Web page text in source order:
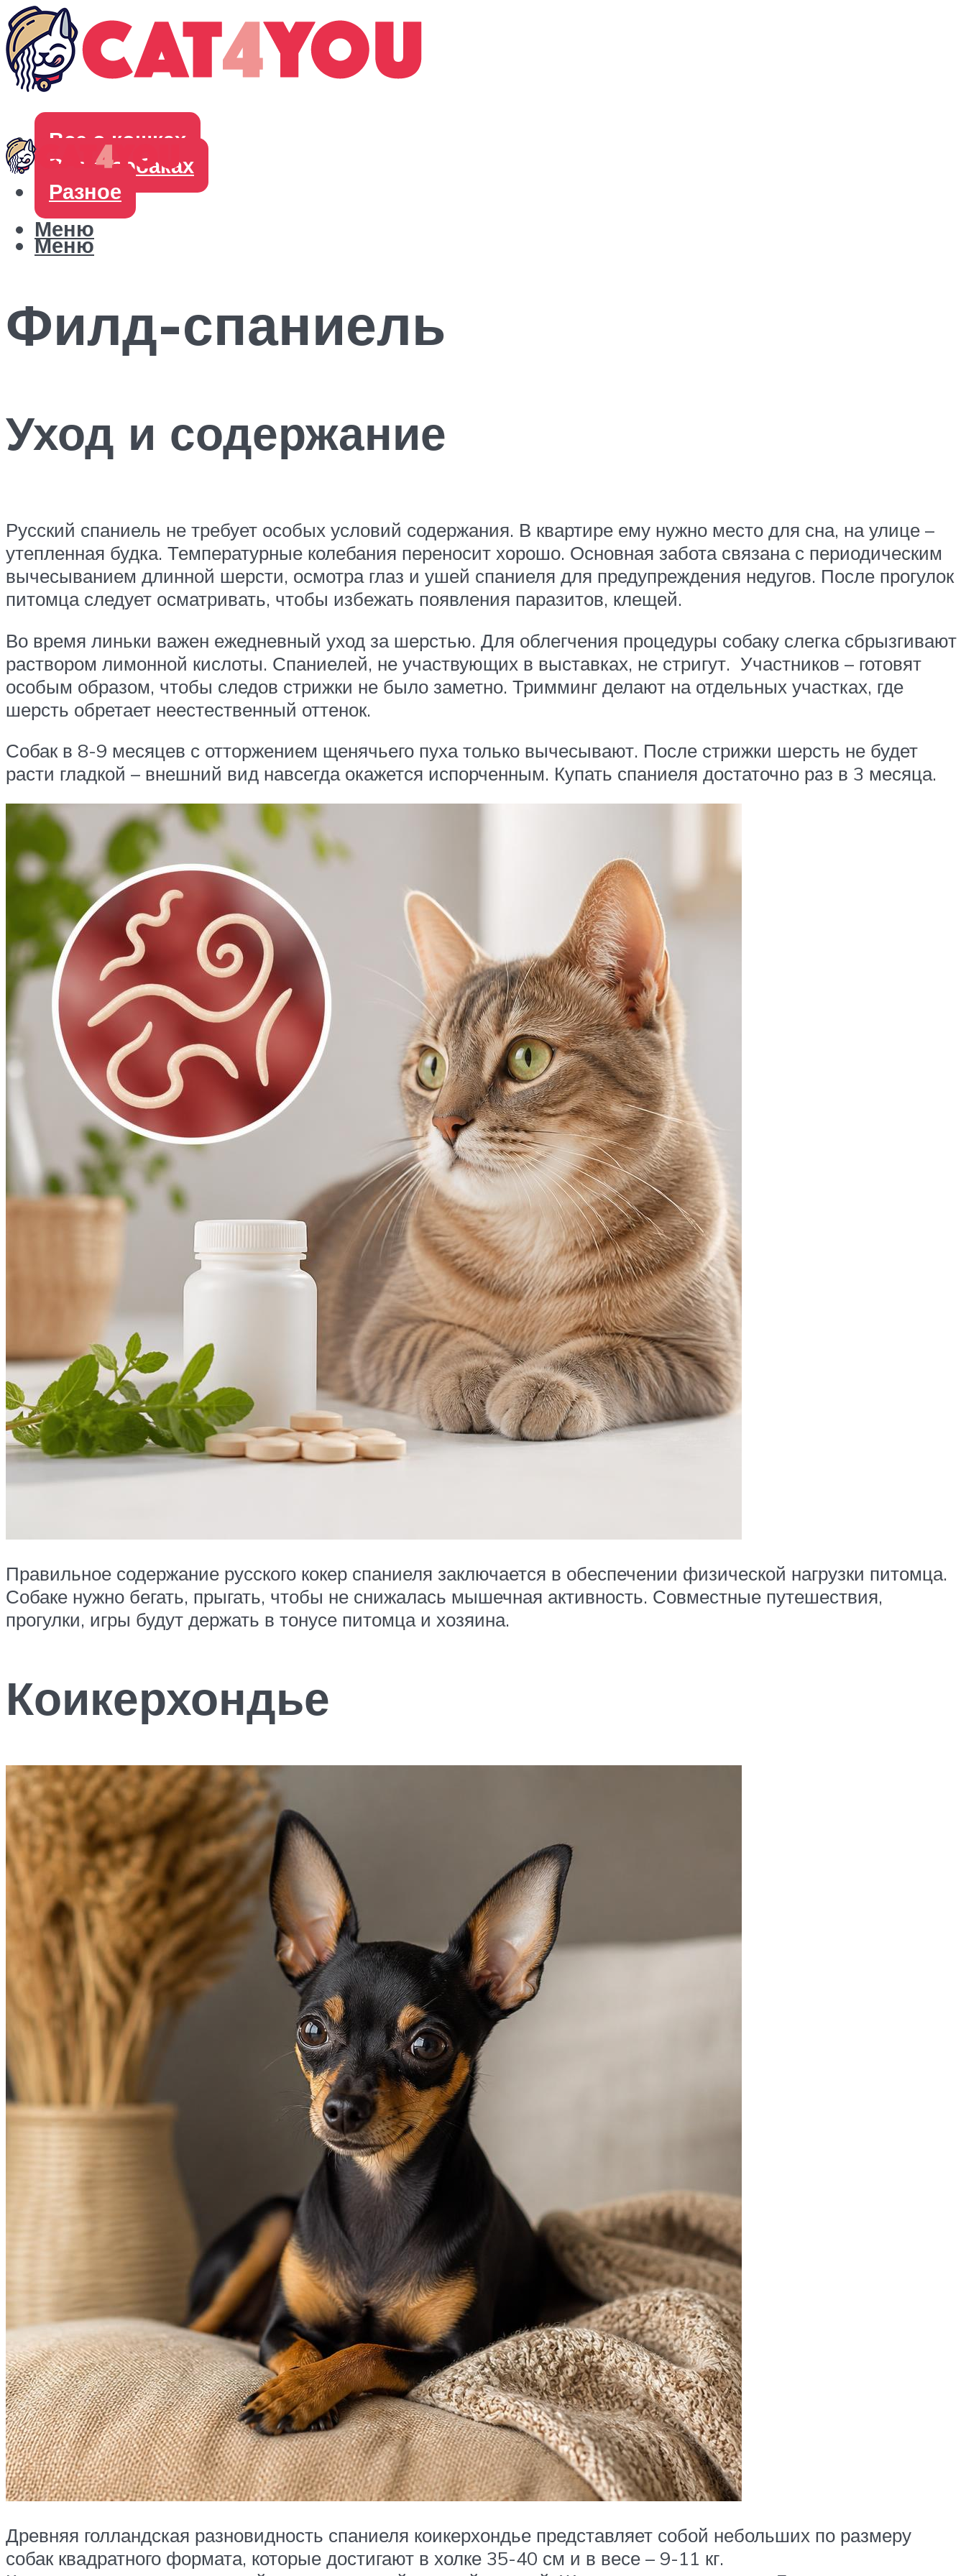
Все о кошках
Все о собаках
Разное
Меню
Меню
Филд-спаниель
Уход и содержание
Русский спаниель не требует особых условий содержания. В квартире ему нужно место для сна, на улице –
утепленная будка. Температурные колебания переносит хорошо. Основная забота связана с периодическим
вычесыванием длинной шерсти, осмотра глаз и ушей спаниеля для предупреждения недугов. После прогулок
питомца следует осматривать, чтобы избежать появления паразитов, клещей.
Во время линьки важен ежедневный уход за шерстью. Для облегчения процедуры собаку слегка сбрызгивают
раствором лимонной кислоты. Спаниелей, не участвующих в выставках, не стригут. Участников – готовят
особым образом, чтобы следов стрижки не было заметно. Тримминг делают на отдельных участках, где
шерсть обретает неестественный оттенок.
Собак в 8-9 месяцев с отторжением щенячьего пуха только вычесывают. После стрижки шерсть не будет
расти гладкой – внешний вид навсегда окажется испорченным. Купать спаниеля достаточно раз в 3 месяца.
Правильное содержание русского кокер спаниеля заключается в обеспечении физической нагрузки питомца.
Собаке нужно бегать, прыгать, чтобы не снижалась мышечная активность. Совместные путешествия,
прогулки, игры будут держать в тонусе питомца и хозяина.
Коикерхондье
Древняя голландская разновидность спаниеля коикерхондье представляет собой небольших по размеру
собак квадратного формата, которые достигают в холке 35-40 см и в весе – 9-11 кг.